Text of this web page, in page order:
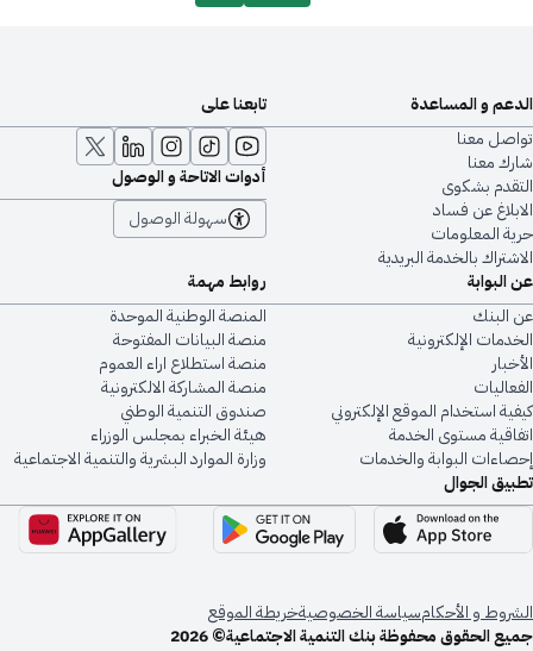
عن البوابة
عن البنك
الخدمات الإلكترونية
الأخبار
الفعاليات
كيفية استخدام الموقع الإلكتروني
اتفاقية مستوى الخدمة
إحصاءات البوابة والخدمات
روابط مهمة
المنصة الوطنية الموحدة
منصة البيانات المفتوحة
منصة استطلاع اراء العموم
منصة المشاركة الالكترونية
صندوق التنمية الوطني
هيئة الخبراء بمجلس الوزراء
وزارة الموارد البشرية والتنمية الاجتماعية
الدعم و المساعدة
تواصل معنا
شارك معنا
التقدم بشكوى
الابلاغ عن فساد
حرية المعلومات
الاشتراك بالخدمة البريدية
تابعنا على
أدوات الاتاحة و الوصول
سهولة الوصول
تطبيق الجوال
الشروط و الأحكامسياسة الخصوصيةخريطة الموقع
جميع الحقوق محفوظة بنك التنمية الاجتماعية© 2026